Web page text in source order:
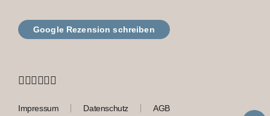
Google Rezension schreiben
Impressum Datenschutz AGB